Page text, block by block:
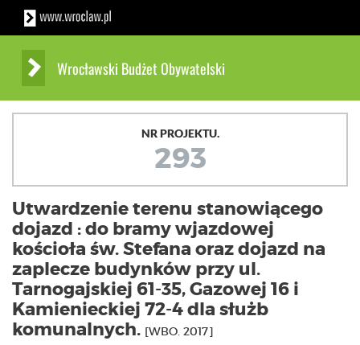
Wrocławski Budżet Obywatelski
NR PROJEKTU.
293
Utwardzenie terenu stanowiącego
dojazd : do bramy wjazdowej
kościoła św. Stefana oraz dojazd na
zaplecze budynków przy ul.
Tarnogajskiej 61-35, Gazowej 16 i
Kamienieckiej 72-4 dla służb
komunalnych. [WBO. 2017]